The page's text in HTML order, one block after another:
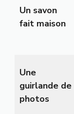
Un savon
fait maison
Une
guirlande de
photos